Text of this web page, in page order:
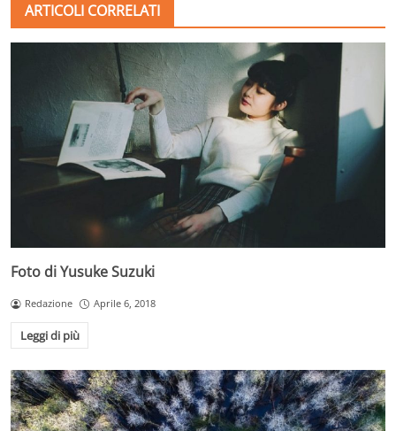
ARTICOLI CORRELATI
Foto di Yusuke Suzuki
Redazione Aprile 6, 2018
Leggi di più